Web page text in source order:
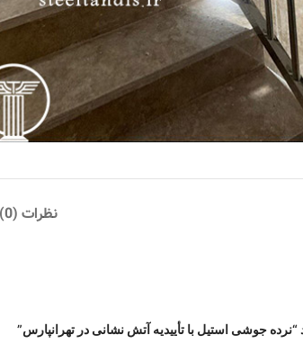
کلیک کنید
نظرات (0)
جوشی استیل با تأییدیه آتش نشانی در تهرانپارس”